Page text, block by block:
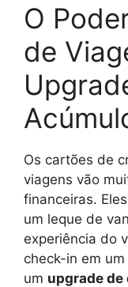
O
de
Os cartões de
viagens vão
financeiras.
um leque de
experiência do
check-in em
um upgrade de